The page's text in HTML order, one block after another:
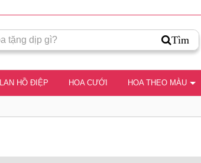
Tìm
LAN HỒ ĐIỆP HOA CƯỚI HOA THEO MÀU